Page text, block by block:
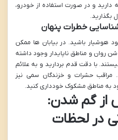
دارید و در صورت استفاده از خودرو،
خطرات پنهان
هوشیار باشید. در بیابان ها ممکن
روان و مناطق ناپایدار وجود داشته
با دقت قدم بردارید و به علائم
مراقب حشرات و خزندگان سمی نیز
به مناطق مشکوک خودداری کنید.
از گم شدن:
در لحظات